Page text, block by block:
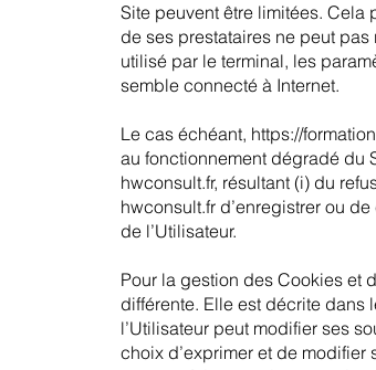
Site peuvent être limitées. Cela
de ses prestataires ne peut
utilisé par le terminal, les
semble connecté à Internet.
Le cas échéant, https://
au fonctionnement dégradé du
hwconsult.fr, résultant (i) du
hwconsult.fr d’enregistrer ou
de l’Utilisateur.
Pour la gestion des Cookies et
différente. Elle est décrite dans
l’Utilisateur peut modifier ses
choix d’exprimer et de modifier